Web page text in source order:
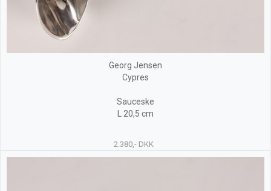
Georg Jensen
Cypres
Sauceske
L 20,5 cm
2.380,- DKK